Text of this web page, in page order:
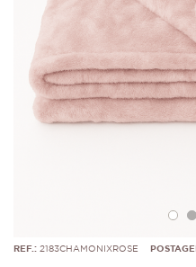
REF.: 2183CHAMONIXROSE